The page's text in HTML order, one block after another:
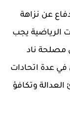
عن نزاهة
الرياضية يجب
مصلحة ناد
في عدة اتحادات
وتكافؤ